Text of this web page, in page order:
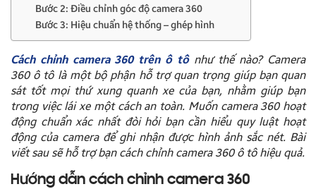
Bước 2: Điều chỉnh góc độ camera 360
Bước 3: Hiệu chuẩn hệ thống – ghép hình
Cách chỉnh camera 360 trên ô tô như thế nào? Camera
360 ô tô là một bộ phận hỗ trợ quan trọng giúp bạn quan
sát tốt mọi thứ xung quanh xe của bạn, nhằm giúp bạn
trong việc lái xe một cách an toàn. Muốn camera 360 hoạt
động chuẩn xác nhất đòi hỏi bạn cần hiểu quy luật hoạt
động của camera để ghi nhận được hình ảnh sắc nét. Bài
viết sau sẽ hỗ trợ bạn cách chỉnh camera 360ô tô hiệu quả.
Hướng dẫn cách chỉnh camera 360